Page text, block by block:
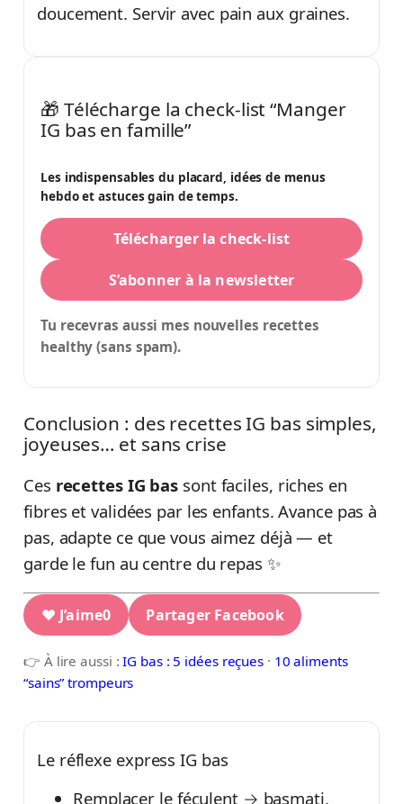
doucement. Servir avec pain aux graines.
🎁 Télécharge la check-list “Manger
IG bas en famille”
Les indispensables du placard, idées de menus
hebdo et astuces gain de temps.
Télécharger la check-list
S’abonner à la newsletter
Tu recevras aussi mes nouvelles recettes
healthy (sans spam).
Conclusion : des recettes IG bas simples,
joyeuses… et sans crise
Ces recettes IG bas sont faciles, riches en
fibres et validées par les enfants. Avance pas à
pas, adapte ce que vous aimez déjà — et
garde le fun au centre du repas ✨
❤ J’aime0 Partager Facebook
👉 À lire aussi :IG bas : 5 idées reçues · 10 aliments
“sains” trompeurs
Le réflexe express IG bas
Remplacer le féculent → basmati,